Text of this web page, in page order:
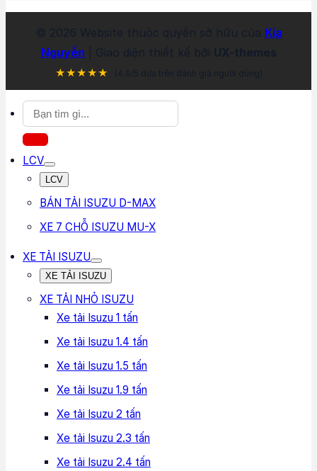
© 2026 Website thuộc quyền sở hữu của Kia
Nguyễn | Giao diện thiết kế bởi UX-themes
★★★★★ (4.9/5 dựa trên đánh giá người dùng)
Tìm
kiếm:
LCV
LCV
BÁN TẢI ISUZU D-MAX
XE 7 CHỖ ISUZU MU-X
XE TẢI ISUZU
XE TẢI ISUZU
XE TẢI NHỎ ISUZU
Xe tải Isuzu 1 tấn
Xe tải Isuzu 1.4 tấn
Xe tải Isuzu 1.5 tấn
Xe tải Isuzu 1.9 tấn
Xe tải Isuzu 2 tấn
Xe tải Isuzu 2.3 tấn
Xe tải Isuzu 2.4 tấn